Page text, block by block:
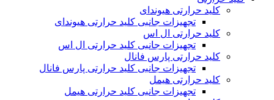
کلید حرارتی هیوندای
تجهیزات جانبی کلید حرارتی هیوندای
کلید حرارتی ال اس
تجهیزات جانبی کلید حرارتی ال اس
کلید حرارتی پارس فانال
تجهیزات جانبی کلید حرارتی پارس فانال
کلید حرارتی هیمل
تجهیزات جانبی کلید حرارتی هیمل